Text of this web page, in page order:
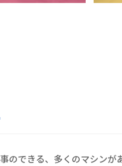
のできる、多くのマシンが